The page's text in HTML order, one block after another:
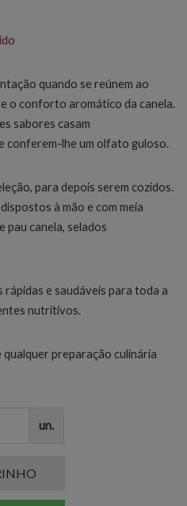
quando se reúnem ao
o conforto aromático da canela.
sabores casam
conferem-lhe um olfato guloso.
para depois serem cozidos.
à mão e com meia
pau canela, selados
e saudáveis para toda a
nutritivos.
preparação culinária
un.